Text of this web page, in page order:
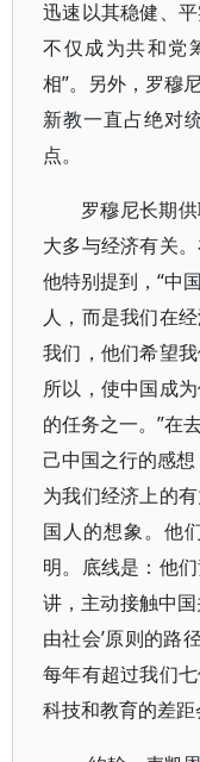
迅速以其稳健、
不仅成为共和党
相”。另外，罗穆
新教一直占绝对
点。
罗穆尼长期
大多与经济有关
他特别提到，“中
人，而是我们在
我们，他们希望
所以，使中国成
的任务之一。”在
己中国之行的感
为我们经济上的
国人的想象。他
明。底线是：他
讲，主动接触中
由社会’原则的路
每年有超过我们
科技和教育的差